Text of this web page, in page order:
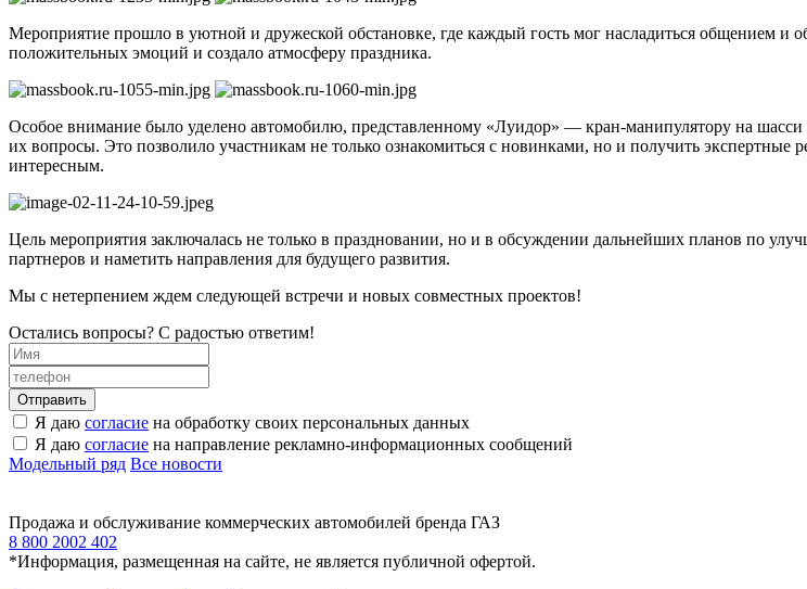
Мероприятие прошло в уютной и дружеской обстановке, где каждый гость мог насладиться общением
положительных эмоций и создало атмосферу праздника.
Особое внимание было уделено автомобилю, представленному «Луидор» — кран-манипулятору на
их вопросы. Это позволило участникам не только ознакомиться с новинками, но и получить
интересным.
Цель мероприятия заключалась не только в праздновании, но и в обсуждении дальнейших планов по
партнеров и наметить направления для будущего развития.
Мы с нетерпением ждем следующей встречи и новых совместных проектов!
Остались вопросы? С радостью ответим!
Я даю согласие на обработку своих персональных данных
Я даю согласие на направление рекламно-информационных сообщений
Модельный ряд Все новости
Продажа и обслуживание коммерческих автомобилей бренда ГАЗ
8 800 2002 402
*Информация, размещенная на сайте, не является публичной офертой.